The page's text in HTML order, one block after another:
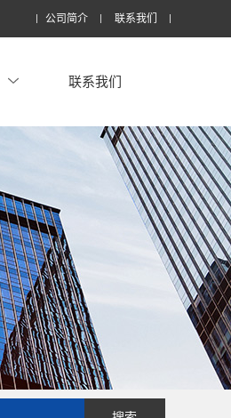
公司简介 联系我们
联系我们